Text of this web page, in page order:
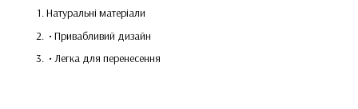
Натуральні матеріали
• Привабливий дизайн
• Легка для перенесення